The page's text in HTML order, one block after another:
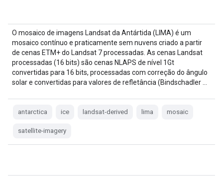
O mosaico de imagens Landsat da Antártida (LIMA) é um
mosaico contínuo e praticamente sem nuvens criado a partir
de cenas ETM+ do Landsat 7 processadas. As cenas Landsat
processadas (16 bits) são cenas NLAPS de nível 1Gt
convertidas para 16 bits, processadas com correção do ângulo
solar e convertidas para valores de refletância (Bindschadler …
antarctica ice landsat-derived lima mosaic
satellite-imagery